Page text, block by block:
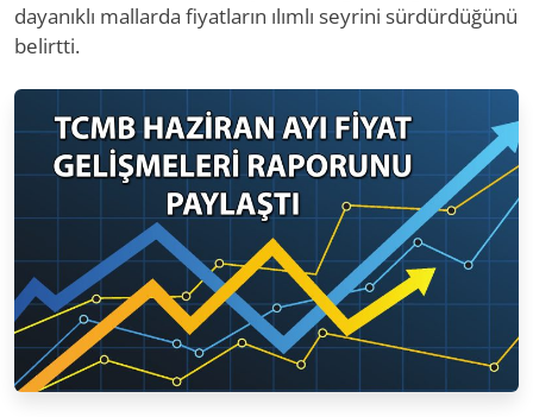
dayanıklı mallarda fiyatların ılımlı seyrini sürdürdüğünü
belirtti.